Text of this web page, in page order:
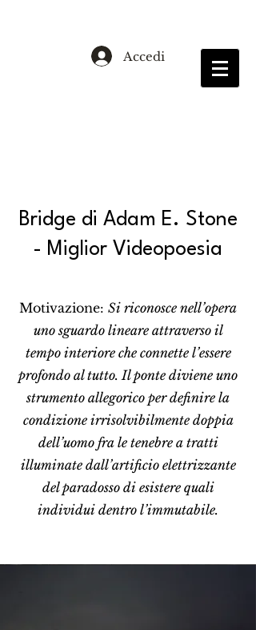
Accedi
Bridge di Adam E. Stone
- Miglior Videopoesia
Motivazione: Si riconosce nell’opera
uno sguardo lineare attraverso il
tempo interiore che connette l’essere
profondo al tutto. Il ponte diviene uno
strumento allegorico per definire la
condizione irrisolvibilmente doppia
dell’uomo fra le tenebre a tratti
illuminate dall’artificio elettrizzante
del paradosso di esistere quali
individui dentro l’immutabile.